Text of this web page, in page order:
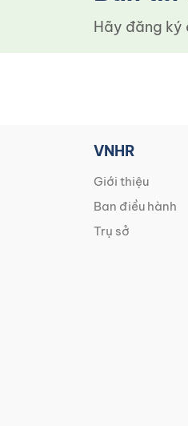
Hãy đăng ký
VNHR
Giới thiệu
Ban điều hành
Trụ sở